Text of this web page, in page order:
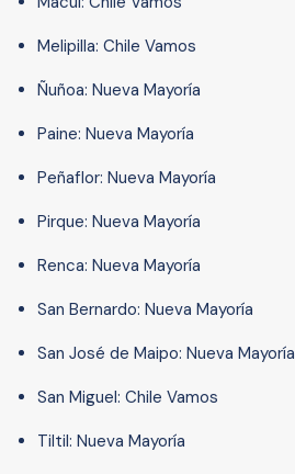
Melipilla: Chile Vamos
Ñuñoa: Nueva Mayoría
Paine: Nueva Mayoría
Peñaflor: Nueva Mayoría
Pirque: Nueva Mayoría
Renca: Nueva Mayoría
San Bernardo: Nueva Mayoría
San José de Maipo: Nueva Mayoría
San Miguel: Chile Vamos
Tiltil: Nueva Mayoría